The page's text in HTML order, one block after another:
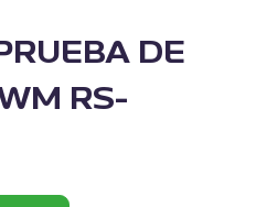
DE
RS-